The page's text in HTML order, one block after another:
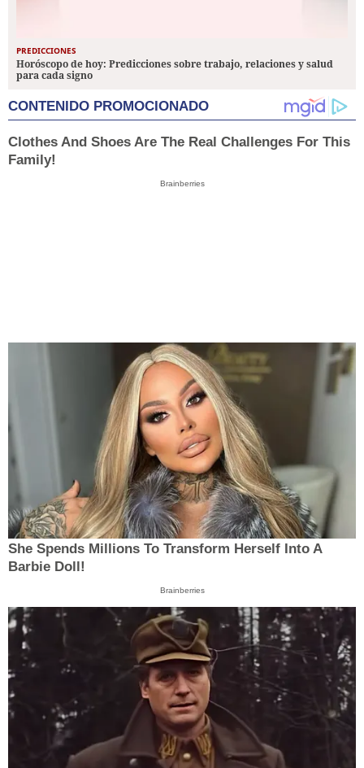
PREDICCIONES
Horóscopo de hoy: Predicciones sobre trabajo, relaciones y salud
para cada signo
CONTENIDO PROMOCIONADO
Clothes And Shoes Are The Real Challenges For This
Family!
Brainberries
She Spends Millions To Transform Herself Into A
Barbie Doll!
Brainberries